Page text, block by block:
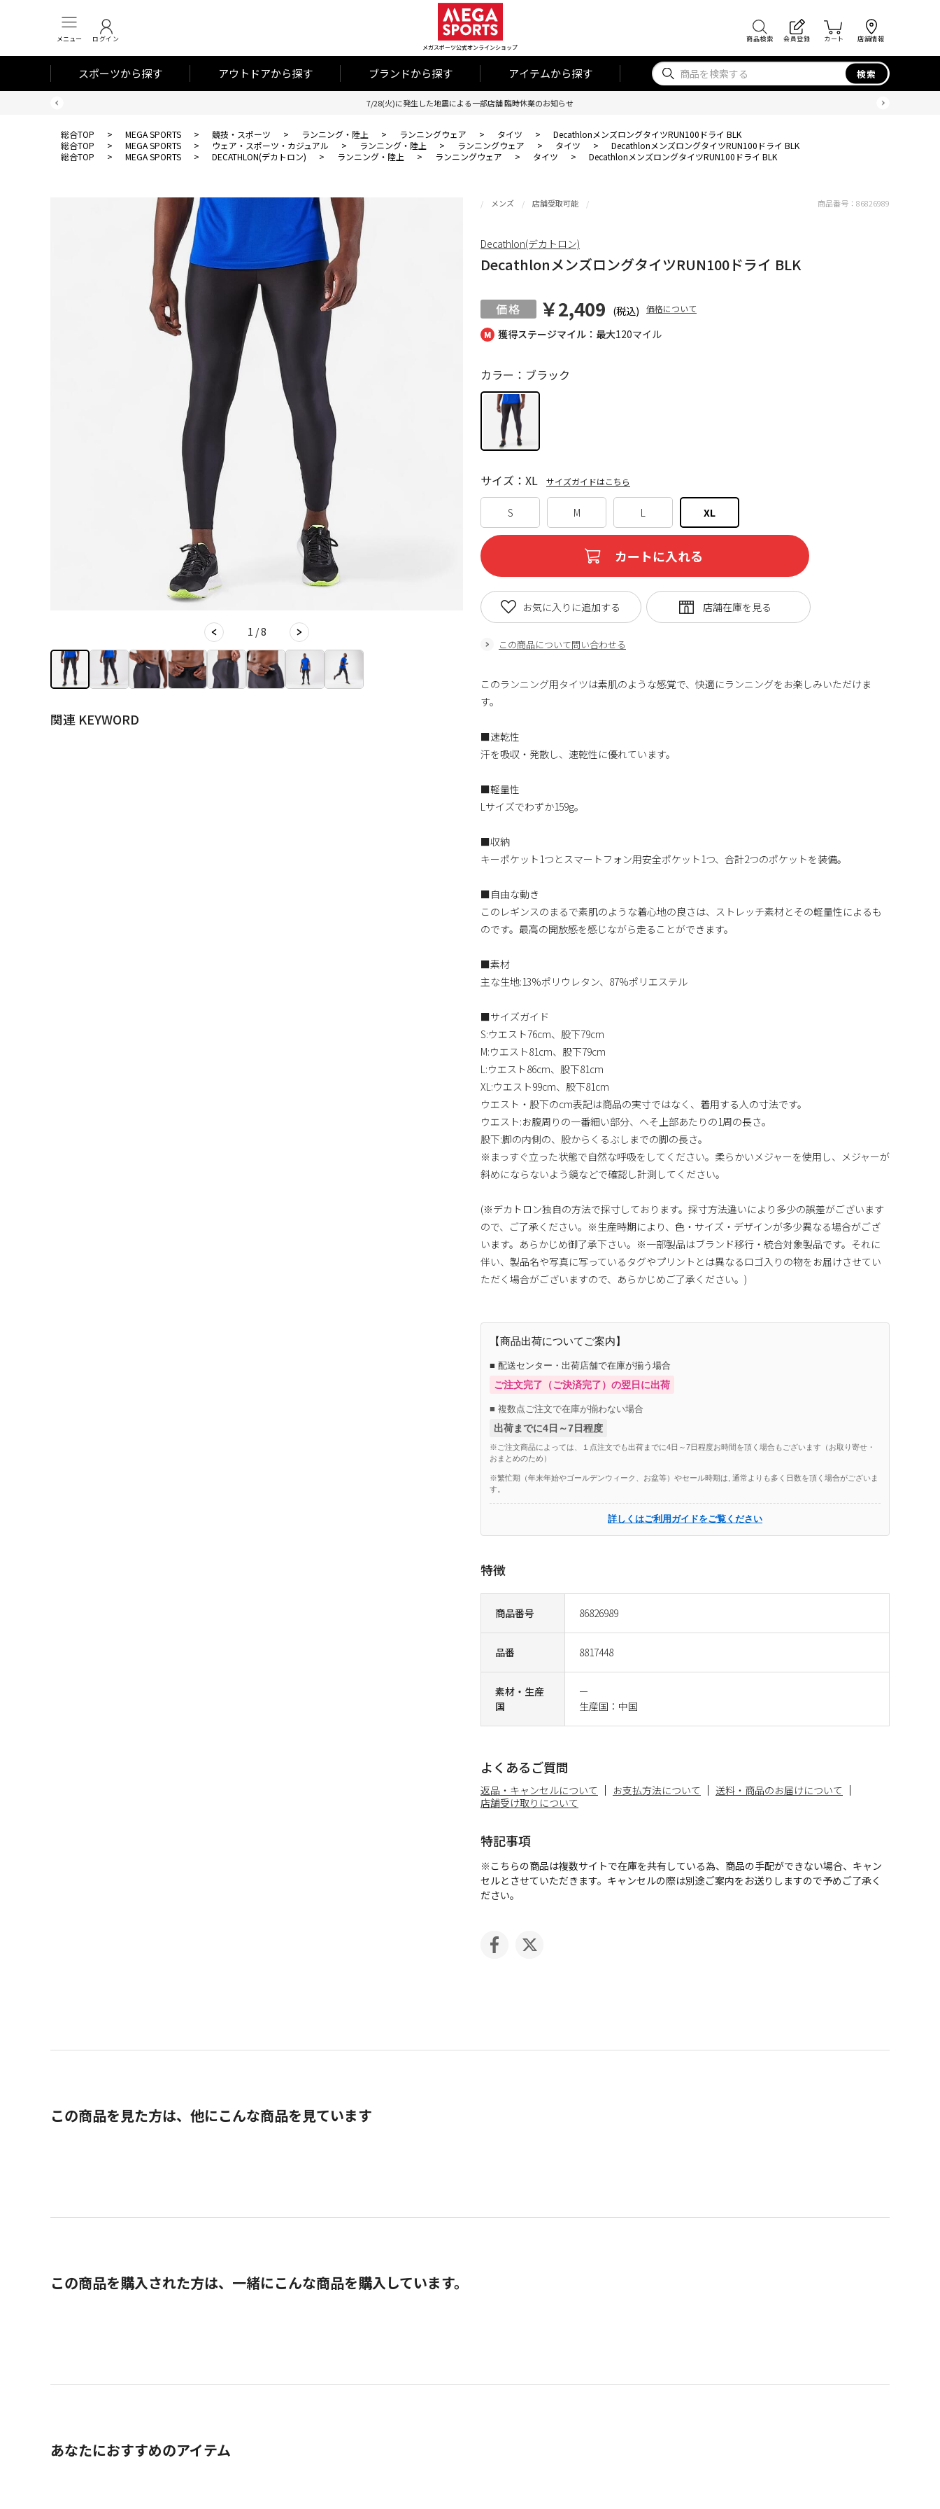
メニュー ログイン
メガスポーツ公式オンラインショップ
商品検索 会員登録 カート 店舗情報
スポーツから探す アウトドアから探す ブランドから探す アイテムから探す 検索
7/28(火)に発生した地震による一部店舗 臨時休業のお知らせ
総合TOP > MEGA SPORTS > 競技・スポーツ > ランニング・陸上 > ランニングウェア > タイツ >
DecathlonメンズロングタイツRUN100ドライ BLK
総合TOP
> MEGA SPORTS > ウェア・スポーツ・カジュアル > ランニング・陸上 > ランニングウェア > タイツ >
DecathlonメンズロングタイツRUN100ドライ BLK
総合TOP
> MEGA SPORTS > DECATHLON(デカトロン) > ランニング・陸上 > ランニングウェア > タイツ > DecathlonメンズロングタイツRUN100ドライ BLK
1 / 8
関連 KEYWORD
獲得ステージマイル：最大120マイル
メンズ 店舗受取可能
DecathlonメンズロングタイツRUN100ドライ BLK
￥2,409 (税込) 価格について
商品番号 86826989
品番 8817448
素材・生産
国
ー
生産国：中国
カラー：ブラック
S M L XL
サイズ：XL サイズガイドはこちら
カートに入れる
この商品について問い合わせる
お気に入りに追加する
商品番号： 86826989
Decathlon(デカトロン)
このランニング用タイツは素肌のような感覚で、快適にランニングをお楽しみいただけま
す。
■速乾性
汗を吸収・発散し、速乾性に優れています。
■軽量性
Lサイズでわずか159g。
■収納
キーポケット1つとスマートフォン用安全ポケット1つ、合計2つのポケットを装備。
■自由な動き
このレギンスのまるで素肌のような着心地の良さは、ストレッチ素材とその軽量性によるも
のです。最高の開放感を感じながら走ることができます。
■素材
主な生地:13%ポリウレタン、87%ポリエステル
■サイズガイド
S:ウエスト76cm、股下79cm
M:ウエスト81cm、股下79cm
L:ウエスト86cm、股下81cm
XL:ウエスト99cm、股下81cm
ウエスト・股下のcm表記は商品の実寸ではなく、着用する人の寸法です。
ウエスト:お腹周りの一番細い部分、へそ上部あたりの1周の長さ。
股下:脚の内側の、股からくるぶしまでの脚の長さ。
※まっすぐ立った状態で自然な呼吸をしてください。柔らかいメジャーを使用し、メジャーが
斜めにならないよう鏡などで確認し計測してください。
(※デカトロン独自の方法で採寸しております。採寸方法違いにより多少の誤差がございます
ので、ご了承ください。※生産時期により、色・サイズ・デザインが多少異なる場合がござ
います。あらかじめ御了承下さい。※一部製品はブランド移行・統合対象製品です。それに
伴い、製品名や写真に写っているタグやプリントとは異なるロゴ入りの物をお届けさせてい
ただく場合がございますので、あらかじめご了承ください。)
【商品出荷についてご案内】
■ 配送センター・出荷店舗で在庫が揃う場合
ご注文完了（ご決済完了）の翌日に出荷
■ 複数点ご注文で在庫が揃わない場合
出荷までに4日～7日程度
※ご注文商品によっては、１点注文でも出荷までに4日～7日程度お時間を頂く場合もございます（お取り寄せ・
おまとめのため）
※繁忙期（年末年始やゴールデンウィーク、お盆等）やセール時期は, 通常よりも多く日数を頂く場合がございま
す。
詳しくはご利用ガイドをご覧ください
特徴
よくあるご質問
返品・キャンセルについて お支払方法について
送料・商品のお届けについて
店舗受け取りについて
特記事項
※こちらの商品は複数サイトで在庫を共有している為、商品の手配ができない場合、キャン
セルとさせていただきます。キャンセルの際は別途ご案内をお送りしますので予めご了承く
ださい。
この商品を見た方は、他にこんな商品を見ています
この商品を購入された方は、一緒にこんな商品を購入しています。
あなたにおすすめのアイテム